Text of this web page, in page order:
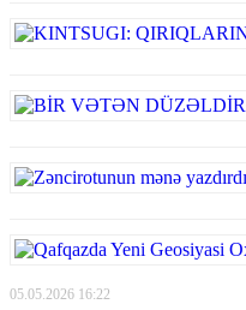
05.05.2026 16:22